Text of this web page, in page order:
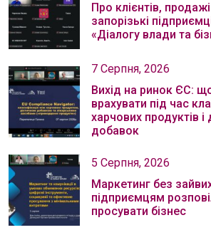
Про клієнтів,
запорізькі
«Діалогу влади та
7 Серпня, 2026
Вихід на ринок ЄС:
врахувати під час
харчових продуктів і
добавок
5 Серпня, 2026
Маркетинг без
підприємцям
просувати бізнес